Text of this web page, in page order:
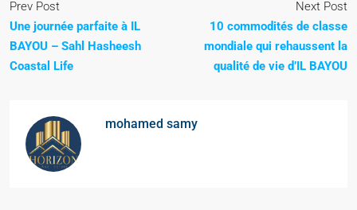
Prev Post
Une journée parfaite à IL
BAYOU – Sahl Hasheesh
Coastal Life
Next Post
10 commodités de classe
mondiale qui rehaussent la
qualité de vie d’IL BAYOU
mohamed samy